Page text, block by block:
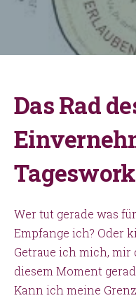
Das Rad
Wer tut gerade was
Empfange ich? Oder
Getraue ich mich, mir
diesem Moment
Kann ich meine